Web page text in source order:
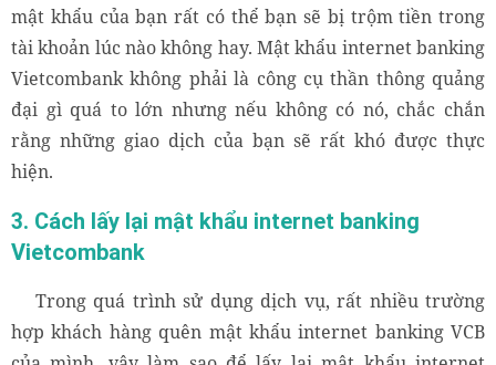
mật khẩu của bạn rất có thể bạn sẽ bị trộm tiền trong
tài khoản lúc nào không hay. Mật khẩu internet banking
Vietcombank không phải là công cụ thần thông quảng
đại gì quá to lớn nhưng nếu không có nó, chắc chắn
rằng những giao dịch của bạn sẽ rất khó được thực
hiện.
3. Cách lấy lại mật khẩu internet banking
Vietcombank
Trong quá trình sử dụng dịch vụ, rất nhiều trường
hợp khách hàng quên mật khẩu internet banking VCB